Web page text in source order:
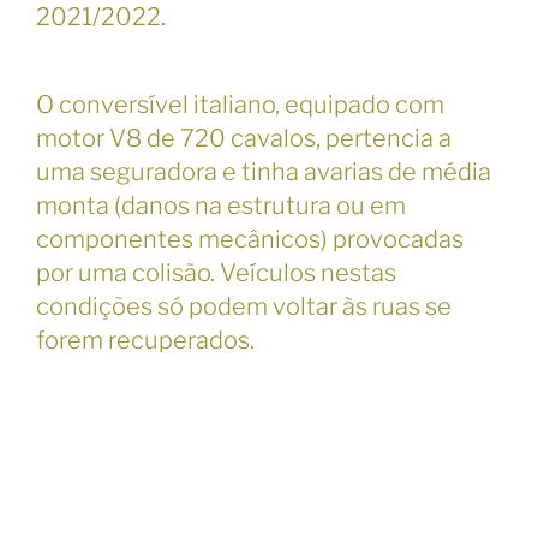
2021/2022.
O conversível italiano, equipado com
motor V8 de 720 cavalos, pertencia a
uma seguradora e tinha avarias de média
monta (danos na estrutura ou em
componentes mecânicos) provocadas
por uma colisão. Veículos nestas
condições só podem voltar às ruas se
forem recuperados.